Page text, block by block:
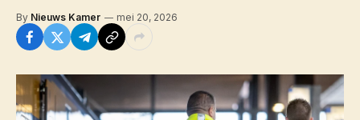
By Nieuws Kamer mei 20, 2026